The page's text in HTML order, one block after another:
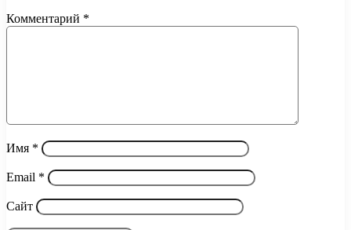
Комментарий *
Имя *
Email *
Сайт